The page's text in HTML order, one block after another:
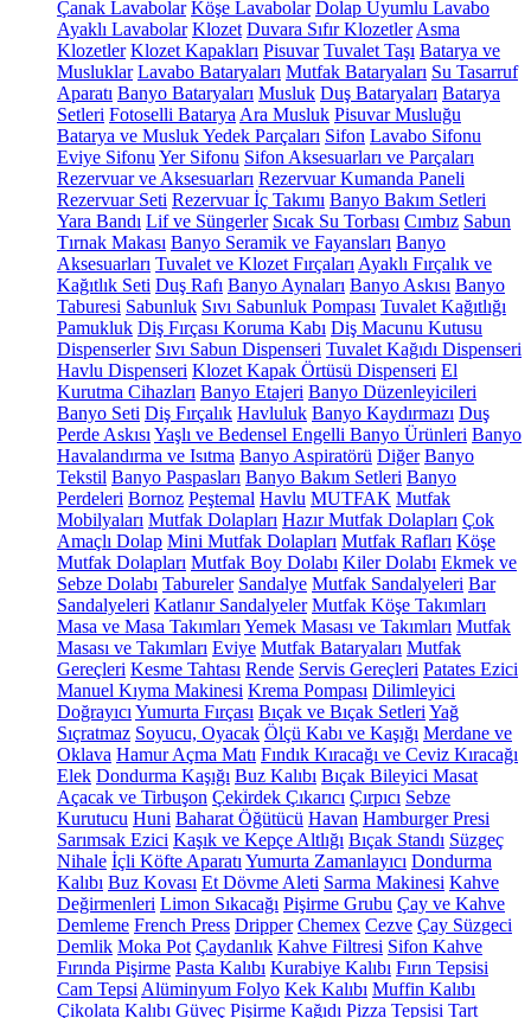
Çanak Lavabolar Köşe Lavabolar Dolap Uyumlu Lavabo
Ayaklı Lavabolar Klozet Duvara Sıfır Klozetler Asma
Klozetler Klozet Kapakları Pisuvar Tuvalet Taşı Batarya ve
Musluklar Lavabo Bataryaları Mutfak Bataryaları Su Tasarruf
Aparatı Banyo Bataryaları Musluk Duş Bataryaları Batarya
Setleri Fotoselli Batarya Ara Musluk Pisuvar Musluğu
Batarya ve Musluk Yedek Parçaları Sifon Lavabo Sifonu
Eviye Sifonu Yer Sifonu Sifon Aksesuarları ve Parçaları
Rezervuar ve Aksesuarları Rezervuar Kumanda Paneli
Rezervuar Seti Rezervuar İç Takımı Banyo Bakım Setleri
Yara Bandı Lif ve Süngerler Sıcak Su Torbası Cımbız Sabun
Tırnak Makası Banyo Seramik ve Fayansları Banyo
Aksesuarları Tuvalet ve Klozet Fırçaları Ayaklı Fırçalık ve
Kağıtlık Seti Duş Rafı Banyo Aynaları Banyo Askısı Banyo
Taburesi Sabunluk Sıvı Sabunluk Pompası Tuvalet Kağıtlığı
Pamukluk Diş Fırçası Koruma Kabı Diş Macunu Kutusu
Dispenserler Sıvı Sabun Dispenseri Tuvalet Kağıdı Dispenseri
Havlu Dispenseri Klozet Kapak Örtüsü Dispenseri El
Kurutma Cihazları Banyo Etajeri Banyo Düzenleyicileri
Banyo Seti Diş Fırçalık Havluluk Banyo Kaydırmazı Duş
Perde Askısı Yaşlı ve Bedensel Engelli Banyo Ürünleri Banyo
Havalandırma ve Isıtma Banyo Aspiratörü Diğer Banyo
Tekstil Banyo Paspasları Banyo Bakım Setleri Banyo
Perdeleri Bornoz Peştemal Havlu MUTFAK Mutfak
Mobilyaları Mutfak Dolapları Hazır Mutfak Dolapları Çok
Amaçlı Dolap Mini Mutfak Dolapları Mutfak Rafları Köşe
Mutfak Dolapları Mutfak Boy Dolabı Kiler Dolabı Ekmek ve
Sebze Dolabı Tabureler Sandalye Mutfak Sandalyeleri Bar
Sandalyeleri Katlanır Sandalyeler Mutfak Köşe Takımları
Masa ve Masa Takımları Yemek Masası ve Takımları Mutfak
Masası ve Takımları Eviye Mutfak Bataryaları Mutfak
Gereçleri Kesme Tahtası Rende Servis Gereçleri Patates Ezici
Manuel Kıyma Makinesi Krema Pompası Dilimleyici
Doğrayıcı Yumurta Fırçası Bıçak ve Bıçak Setleri Yağ
Sıçratmaz Soyucu, Oyacak Ölçü Kabı ve Kaşığı Merdane ve
Oklava Hamur Açma Matı Fındık Kıracağı ve Ceviz Kıracağı
Elek Dondurma Kaşığı Buz Kalıbı Bıçak Bileyici Masat
Açacak ve Tirbuşon Çekirdek Çıkarıcı Çırpıcı Sebze
Kurutucu Huni Baharat Öğütücü Havan Hamburger Presi
Sarımsak Ezici Kaşık ve Kepçe Altlığı Bıçak Standı Süzgeç
Nihale İçli Köfte Aparatı Yumurta Zamanlayıcı Dondurma
Kalıbı Buz Kovası Et Dövme Aleti Sarma Makinesi Kahve
Değirmenleri Limon Sıkacağı Pişirme Grubu Çay ve Kahve
Demleme French Press Dripper Chemex Cezve Çay Süzgeci
Demlik Moka Pot Çaydanlık Kahve Filtresi Sifon Kahve
Fırında Pişirme Pasta Kalıbı Kurabiye Kalıbı Fırın Tepsisi
Cam Tepsi Alüminyum Folyo Kek Kalıbı Muffin Kalıbı
Çikolata Kalıbı Güveç Pişirme Kağıdı Pizza Tepsisi Tart